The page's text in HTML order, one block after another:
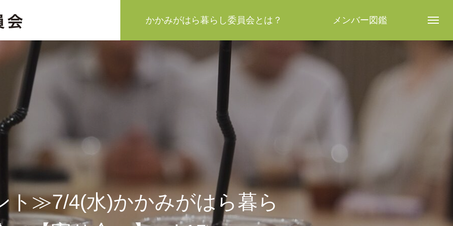
かかみがはら暮らし委員会とは？ メンバー図鑑
≫7/4(水)かかみがはら暮ら